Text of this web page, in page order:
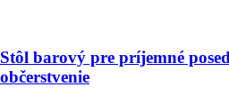
Stôl barový pre príjemné
občerstvenie